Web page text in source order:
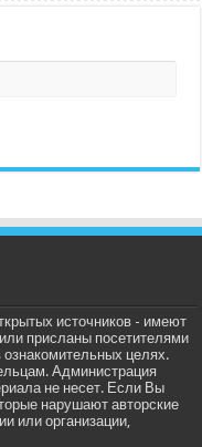
источников - имеют
присланы посетителями
целях.
Администрация
не несет. Если Вы
нарушают авторские
или организации,